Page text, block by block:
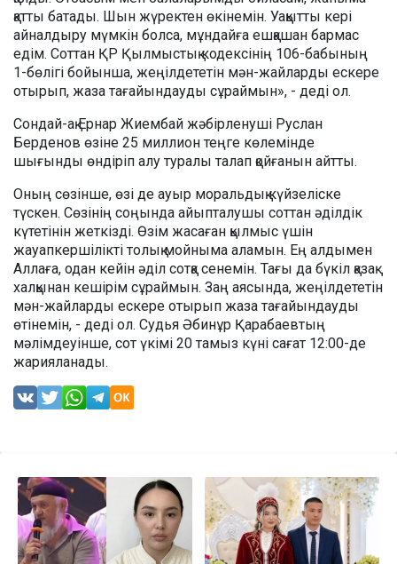
қатты батады. Шын жүректен өкінемін. Уақытты кері
айналдыру мүмкін болса, мұндайға ешқашан бармас
едім. Соттан ҚР Қылмыстық кодексінің 106-бабының
1-бөлігі бойынша, жеңілдететін мән-жайларды ескере
отырып, жаза тағайындауды сұраймын», - деді ол.
Сондай-ақ Ернар Жиембай жәбірленуші Руслан
Берденов өзіне 25 миллион теңге көлемінде
шығынды өндіріп алу туралы талап қойғанын айтты.
Оның сөзінше, өзі де ауыр моральдық күйзеліске
түскен. Сөзінің соңында айыпталушы соттан әділдік
күтетінін жеткізді. Өзім жасаған қылмыс үшін
жауапкершілікті толық мойныма аламын. Ең алдымен
Аллаға, одан кейін әділ сотқа сенемін. Тағы да бүкіл қазақ
халқынан кешірім сұраймын. Заң аясында, жеңілдететін
мән-жайларды ескере отырып жаза тағайындауды
өтінемін, - деді ол. Судья Әбинұр Қарабаевтың
мәлімдеуінше, сот үкімі 20 тамыз күні сағат 12:00-де
жарияланады.